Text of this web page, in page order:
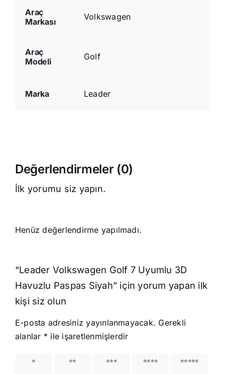
Araç
Markası
Volkswagen
Araç
Modeli
Golf
Marka Leader
Değerlendirmeler (0)
İlk yorumu siz yapın.
Henüz değerlendirme yapılmadı.
“Leader Volkswagen Golf 7 Uyumlu 3D
Havuzlu Paspas Siyah” için yorum yapan ilk
kişi siz olun
E-posta adresiniz yayınlanmayacak. Gerekli
alanlar * ile işaretlenmişlerdir
2/5
3/5
4/5
5/5